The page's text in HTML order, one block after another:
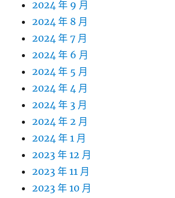
2024 年 9 月
2024 年 8 月
2024 年 7 月
2024 年 6 月
2024 年 5 月
2024 年 4 月
2024 年 3 月
2024 年 2 月
2024 年 1 月
2023 年 12 月
2023 年 11 月
2023 年 10 月